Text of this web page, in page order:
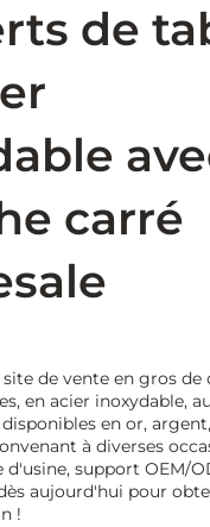
de
carré
de vente en gros de
en acier inoxydable,
en or,
à diverses
d'usine, support OEM/
aujourd'hui pour
!